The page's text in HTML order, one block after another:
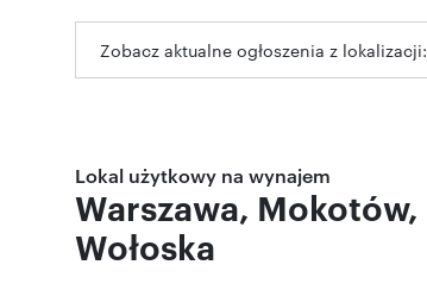
Zobacz aktualne ogłoszenia z lokalizacji:
Lokal użytkowy na wynajem
Warszawa, Mokotów,
Wołoska